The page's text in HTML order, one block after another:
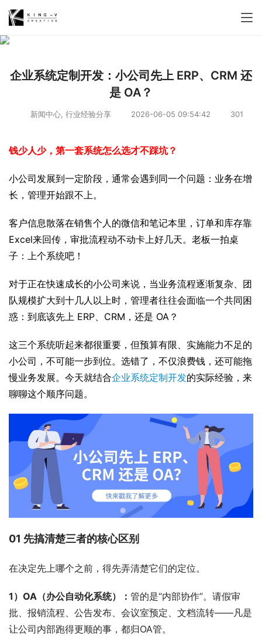
企业系统定制开发：小公司先上 ERP、CRM 还
是 OA？
新闻中心 行业经验分享 2026-06-05 09:54:42 301
钱少人少，第一套系统怎么选才不踩坑？
小公司发展到一定阶段，通常会遇到同一个问题：业务在增
长，管理开始跟不上。
客户信息散落在销售个人的微信和笔记本里，订单和库存靠
Excel来回传，审批流程动不动卡上好几天。老板一拍桌
子：上个系统吧！
对于正在快速成长的小公司来说，当业务流程逐渐复杂、团
队规模扩大到十几人以上时，管理者往往会面临一个共同困
惑：到底该先上 ERP、CRM，还是 OA？
这三个系统听起来都很重要，但预算有限、实施能力不足的
小公司，不可能一步到位。选错了，不仅浪费钱，还可能拖
慢业务发展。今天就结合企业系统定制开发的实际经验，来
聊聊这个顺序问题。
01 先搞清楚三者的核心区别
在决定先上哪个之前，得先弄清楚它们的定位。
1）OA（办公自动化系统）： 管的是“内部协作”。请假审
批、报销流程、公告发布、会议室预定、文档流转——凡是
让公司内部跑得更顺的事，都归OA管。